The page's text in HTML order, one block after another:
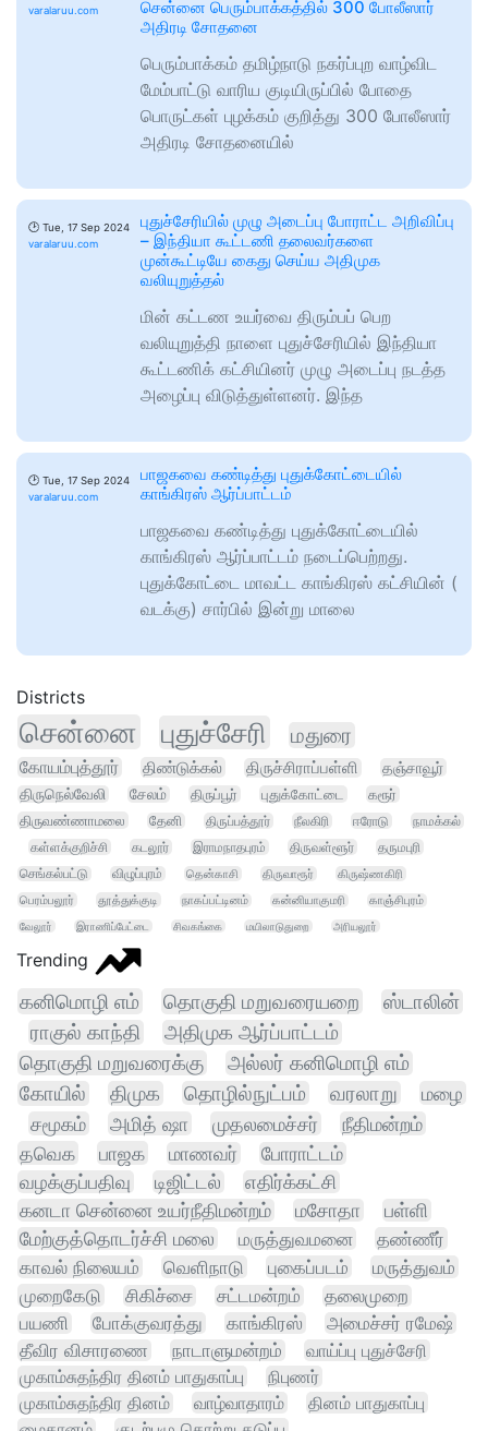
varalaruu.com
சென்னை பெரும்பாக்கத்தில் 300 போலீஸார்
அதிரடி சோதனை
பெரும்பாக்கம் தமிழ்நாடு நகர்ப்புற வாழ்விட
மேம்பாட்டு வாரிய குடியிருப்பில் போதை
பொருட்கள் புழக்கம் குறித்து 300 போலீஸார்
அதிரடி சோதனையில்
🕑 Tue, 17 Sep 2024
varalaruu.com
புதுச்சேரியில் முழு அடைப்பு போராட்ட அறிவிப்பு
– இந்தியா கூட்டணி தலைவர்களை
முன்கூட்டியே கைது செய்ய அதிமுக
வலியுறுத்தல்
மின் கட்டண உயர்வை திரும்பப் பெற
வலியுறுத்தி நாளை புதுச்சேரியில் இந்தியா
கூட்டணிக் கட்சியினர் முழு அடைப்பு நடத்த
அழைப்பு விடுத்துள்ளனர். இந்த
🕑 Tue, 17 Sep 2024
varalaruu.com
பாஜகவை கண்டித்து புதுக்கோட்டையில்
காங்கிரஸ் ஆர்ப்பாட்டம்
பாஜகவை கண்டித்து புதுக்கோட்டையில்
காங்கிரஸ் ஆர்ப்பாட்டம் நடைப்பெற்றது.
புதுக்கோட்டை மாவட்ட காங்கிரஸ் கட்சியின் (
வடக்கு) சார்பில் இன்று மாலை
Districts
சென்னை புதுச்சேரி மதுரை
கோயம்புத்தூர் திண்டுக்கல் திருச்சிராப்பள்ளி தஞ்சாவூர்
திருநெல்வேலி சேலம் திருப்பூர் புதுக்கோட்டை
கரூர்
திருவண்ணாமலை
தேனி திருப்பத்தூர் நீலகிரி ஈரோடு
நாமக்கல்
கள்ளக்குறிச்சி
கடலூர் இராமநாதபுரம் திருவள்ளூர் தருமபுரி
செங்கல்பட்டு விழுப்புரம் தென்காசி திருவாரூர்
கிருஷ்ணகிரி
பெரம்பலூர்
தூத்துக்குடி நாகப்பட்டினம் கன்னியாகுமரி காஞ்சிபுரம்
வேலூர் இராணிப்பேட்டை சிவகங்கை மயிலாடுதுறை அரியலூர்
Trending
கனிமொழி எம் தொகுதி மறுவரையறை
ஸ்டாலின்
ராகுல் காந்தி
அதிமுக ஆர்ப்பாட்டம்
தொகுதி மறுவரைக்கு
அல்லர் கனிமொழி எம்
கோயில்
திமுக தொழில்நுட்பம் வரலாறு
மழை
சமூகம்
அமித் ஷா முதலமைச்சர்
நீதிமன்றம்
தவெக
பாஜக மாணவர்
போராட்டம்
வழக்குப்பதிவு
டிஜிட்டல்
எதிர்க்கட்சி
கனடா சென்னை உயர்நீதிமன்றம்
மசோதா
பள்ளி
மேற்குத்தொடர்ச்சி மலை
மருத்துவமனை
தண்ணீர்
காவல் நிலையம்
வெளிநாடு புகைப்படம்
மருத்துவம்
முறைகேடு
சிகிச்சை சட்டமன்றம்
தலைமுறை
பயணி
போக்குவரத்து காங்கிரஸ்
அமைச்சர் ரமேஷ்
தீவிர விசாரணை
நாடாளுமன்றம்
வாய்ப்பு புதுச்சேரி
முகாம்சுதந்திர தினம் பாதுகாப்பு
நிபுணர்
முகாம்சுதந்திர தினம்
வாழ்வாதாரம்
தினம் பாதுகாப்பு